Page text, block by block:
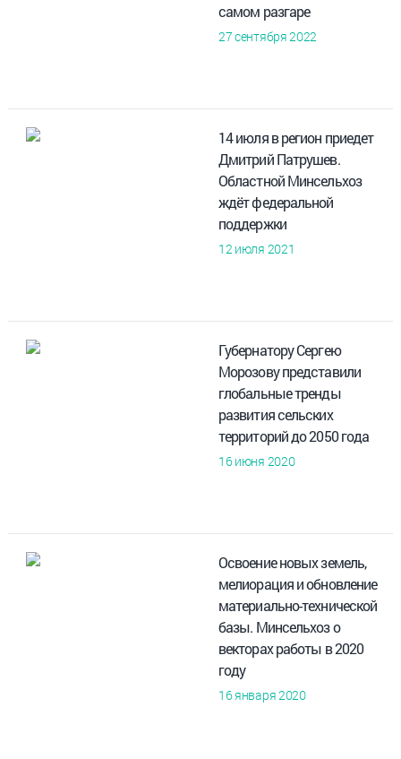
самом разгаре
27 сентября 2022
14 июля в регион приедет
Дмитрий Патрушев.
Областной Минсельхоз
ждёт федеральной
поддержки
12 июля 2021
Губернатору Сергею
Морозову представили
глобальные тренды
развития сельских
территорий до 2050 года
16 июня 2020
Освоение новых земель,
мелиорация и обновление
материально-технической
базы. Минсельхоз о
векторах работы в 2020
году
16 января 2020